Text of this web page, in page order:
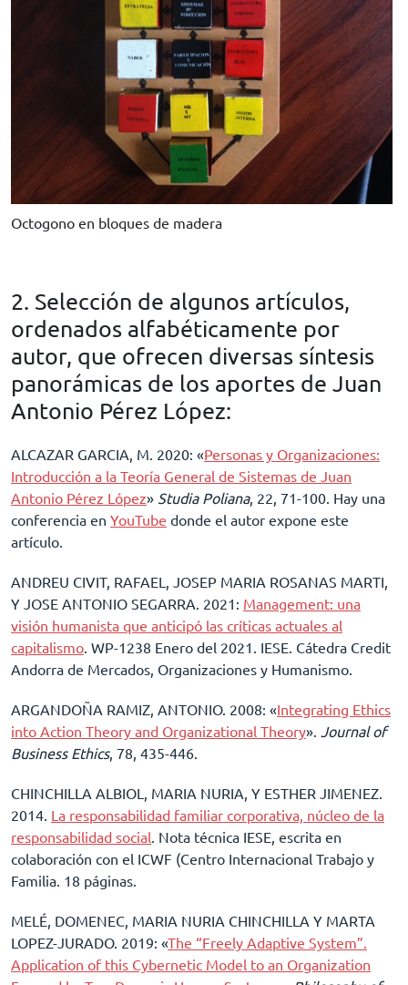
Octogono en bloques de madera
2. Selección de algunos artículos,
ordenados alfabéticamente por
autor, que ofrecen diversas síntesis
panorámicas de los aportes de Juan
Antonio Pérez López:
ALCAZAR GARCIA, M. 2020: «Personas y Organizaciones:
Introducción a la Teoría General de Sistemas de Juan
Antonio Pérez López» Studia Poliana, 22, 71-100. Hay una
conferencia en YouTube donde el autor expone este
artículo.
ANDREU CIVIT, RAFAEL, JOSEP MARIA ROSANAS MARTI,
Y JOSE ANTONIO SEGARRA. 2021: Management: una
visión humanista que anticipó las críticas actuales al
capitalismo. WP-1238 Enero del 2021. IESE. Cátedra Credit
Andorra de Mercados, Organizaciones y Humanismo.
ARGANDOÑA RAMIZ, ANTONIO. 2008: «Integrating Ethics
into Action Theory and Organizational Theory». Journal of
Business Ethics, 78, 435-446.
CHINCHILLA ALBIOL, MARIA NURIA, Y ESTHER JIMENEZ.
2014. La responsabilidad familiar corporativa, núcleo de la
responsabilidad social. Nota técnica IESE, escrita en
colaboración con el ICWF (Centro Internacional Trabajo y
Familia. 18 páginas.
MELÉ, DOMENEC, MARIA NURIA CHINCHILLA Y MARTA
LOPEZ-JURADO. 2019: «The “Freely Adaptive System”.
Application of this Cybernetic Model to an Organization